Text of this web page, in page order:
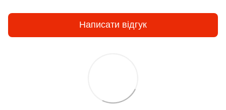
Написати відгук